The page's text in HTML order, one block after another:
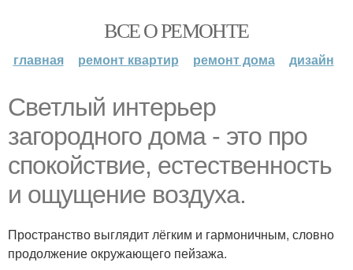
ВСЕ О РЕМОНТЕ
главная ремонт квартир ремонт дома дизайн
Светлый интерьер
загородного дома - это про
спокойствие, естественность
и ощущение воздуха.
Пространство выглядит лёгким и гармоничным, словно
продолжение окружающего пейзажа.